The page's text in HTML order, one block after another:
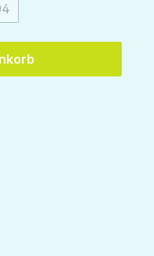
Option ist zurzeit nicht